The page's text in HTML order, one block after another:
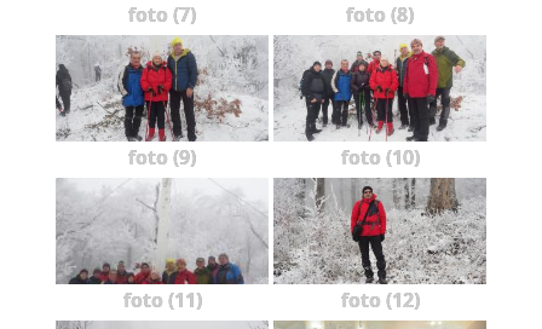
foto (7) foto (8)
foto (9) foto (10)
foto (11) foto (12)